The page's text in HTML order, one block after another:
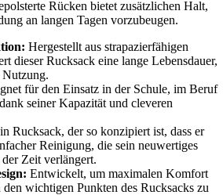
Rücken bietet zusätzlichen Halt,
an langen Tagen vorzubeugen.
Hergestellt aus strapazierfähigen
dieser Rucksack eine lange Lebensdauer,
Nutzung.
für den Einsatz in der Schule, im Beruf
seiner Kapazität und cleveren
Rucksack, der so konzipiert ist, dass er
Reinigung, die sein neuwertiges
Zeit verlängert.
Entwickelt, um maximalen Komfort
wichtigen Punkten des Rucksacks zu